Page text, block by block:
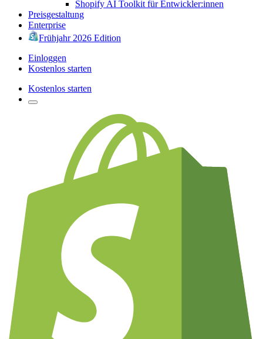
Shopify AI Toolkit für Entwickler:innen
Preisgestaltung
Enterprise
Frühjahr 2026 Edition
Einloggen
Kostenlos starten
Kostenlos starten